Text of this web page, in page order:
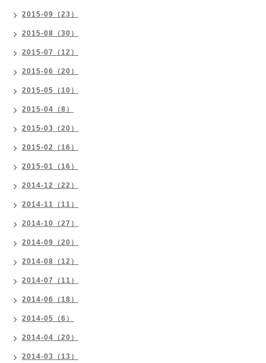
2015-09（23）
2015-08（30）
2015-07（12）
2015-06（20）
2015-05（10）
2015-04（8）
2015-03（20）
2015-02（16）
2015-01（16）
2014-12（22）
2014-11（11）
2014-10（27）
2014-09（20）
2014-08（12）
2014-07（11）
2014-06（18）
2014-05（6）
2014-04（20）
2014-03（13）